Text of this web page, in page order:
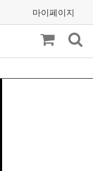
마이페이지